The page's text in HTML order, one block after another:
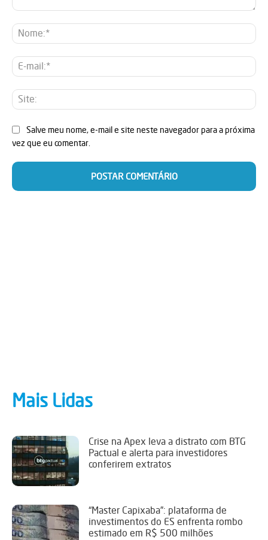
E-
Salve meu nome, e-mail e site neste navegador para a próxima
vez que eu comentar.
Mais Lidas
Crise na Apex leva a distrato com BTG
Pactual e alerta para investidores
conferirem extratos
“Master Capixaba”: plataforma de
investimentos do ES enfrenta rombo
estimado em R$ 500 milhões